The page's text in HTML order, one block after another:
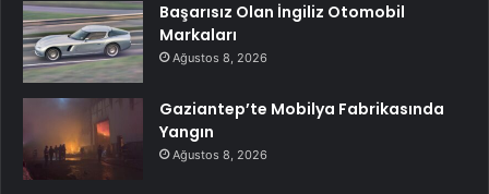
Başarısız Olan İngiliz Otomobil
Markaları
Ağustos 8, 2026
Gaziantep’te Mobilya Fabrikasında
Yangın
Ağustos 8, 2026